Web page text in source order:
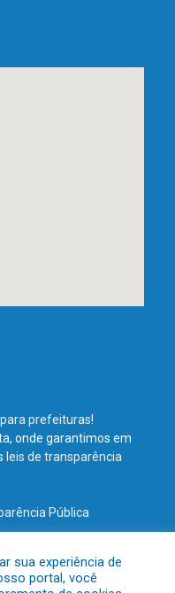
prefeituras!
onde garantimos em
leis de transparência
Pública
sua experiência de
portal, você